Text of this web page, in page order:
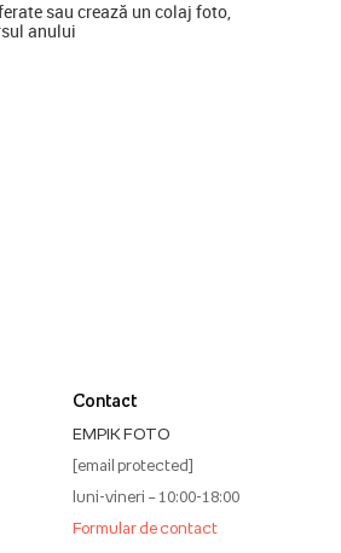
sau crează un colaj foto,
anului
Contact
EMPIK FOTO
[email protected]
luni-vineri – 10:00-18:00
Formular de contact